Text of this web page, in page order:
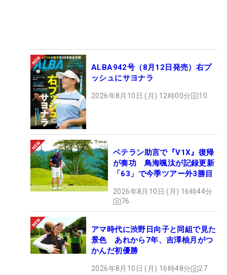
ALBA942号（8月12日発売）右プ
ッシュにサヨナラ
2026年8月10日 (月) 12時00分 10
ベテラン助言で『V1X』復帰
が奏功 鳥海颯汰が記録更新
「63」で今季ツアー外3勝目
2026年8月10日 (月) 16時44分
76
アマ時代に渋野日向子と同組で見た
景色 あれから7年、吉澤柚月がつ
かんだ初優勝
2026年8月10日 (月) 16時48分 27